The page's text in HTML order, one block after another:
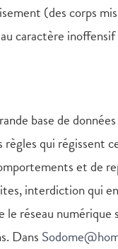
(des corps
caractère
base de
règles qui régissent
et de
interdiction qui
le réseau
Dans